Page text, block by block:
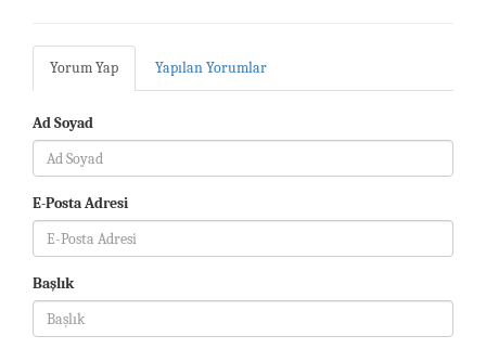
Yorum Yap Yapılan Yorumlar
Ad Soyad
E-Posta Adresi
Başlık